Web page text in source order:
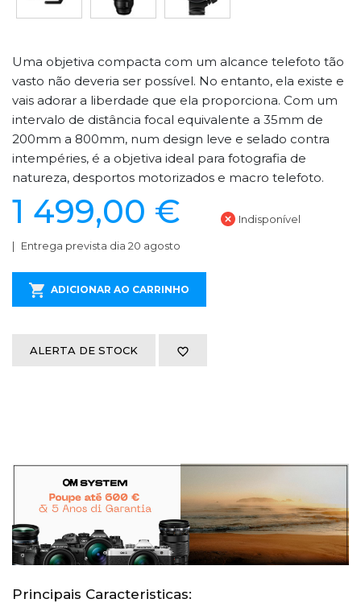
Uma objetiva compacta com um alcance telefoto tão
vasto não deveria ser possível. No entanto, ela existe e
vais adorar a liberdade que ela proporciona. Com um
intervalo de distância focal equivalente a 35mm de
200mm a 800mm, num design leve e selado contra
intempéries, é a objetiva ideal para fotografia de
natureza, desportos motorizados e macro telefoto.
1 499,00 € Indisponível
Entrega prevista dia 20 agosto
ADICIONAR AO CARRINHO
ALERTA DE STOCK
Principais Caracteristicas: